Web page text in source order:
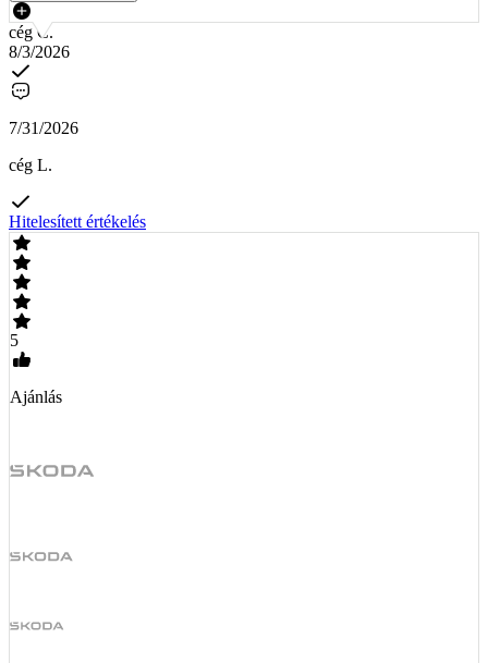
cég C.
8/3/2026
7/31/2026
cég L.
Hitelesített értékelés
5
Ajánlás